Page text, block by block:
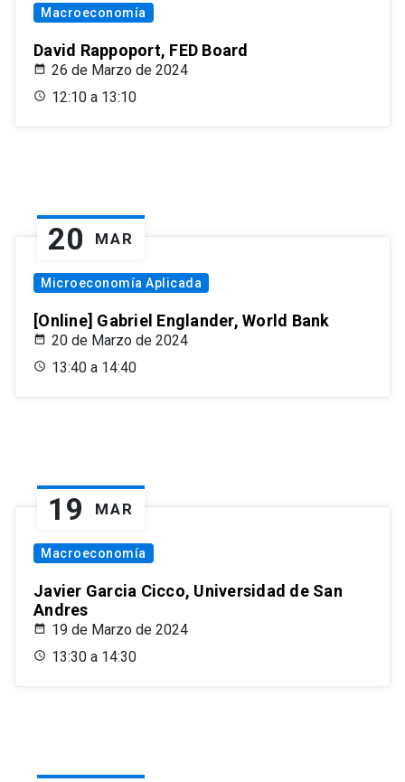
Macroeconomía
David Rappoport, FED Board
26 de Marzo de 2024
12:10 a 13:10
20 MAR
Microeconomía Aplicada
[Online] Gabriel Englander, World Bank
20 de Marzo de 2024
13:40 a 14:40
19 MAR
Macroeconomía
Javier Garcia Cicco, Universidad de San
Andres
19 de Marzo de 2024
13:30 a 14:30